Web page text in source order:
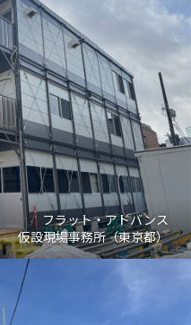
フラット・アドバンス
仮設現場事務所（東京都）